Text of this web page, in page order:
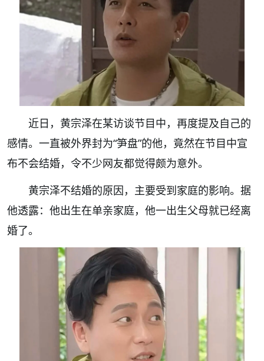
近日，黄宗泽在某访谈节目中，再度提及自己的
感情。一直被外界封为“笋盘”的他，竟然在节目中宣
布不会结婚，令不少网友都觉得颇为意外。
黄宗泽不结婚的原因，主要受到家庭的影响。据
他透露：他出生在单亲家庭，他一出生父母就已经离
婚了。